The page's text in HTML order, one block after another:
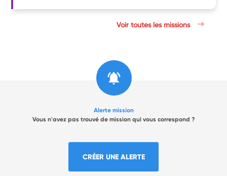
Voir toutes les missions
Alerte mission
Vous n'avez pas trouvé de mission qui vous correspond ?
CRÉER UNE ALERTE